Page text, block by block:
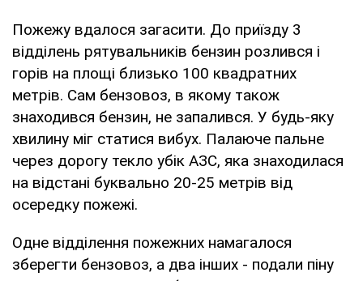
Пожежу вдалося загасити. До приїзду 3
відділень рятувальників бензин розлився і
горів на площі близько 100 квадратних
метрів. Сам бензовоз, в якому також
знаходився бензин, не запалився. У будь-яку
хвилину міг статися вибух. Палаюче пальне
через дорогу текло убік АЗС, яка знаходилася
на відстані буквально 20-25 метрів від
осередку пожежі.
Одне відділення пожежних намагалося
зберегти бензовоз, а два інших - подали піну